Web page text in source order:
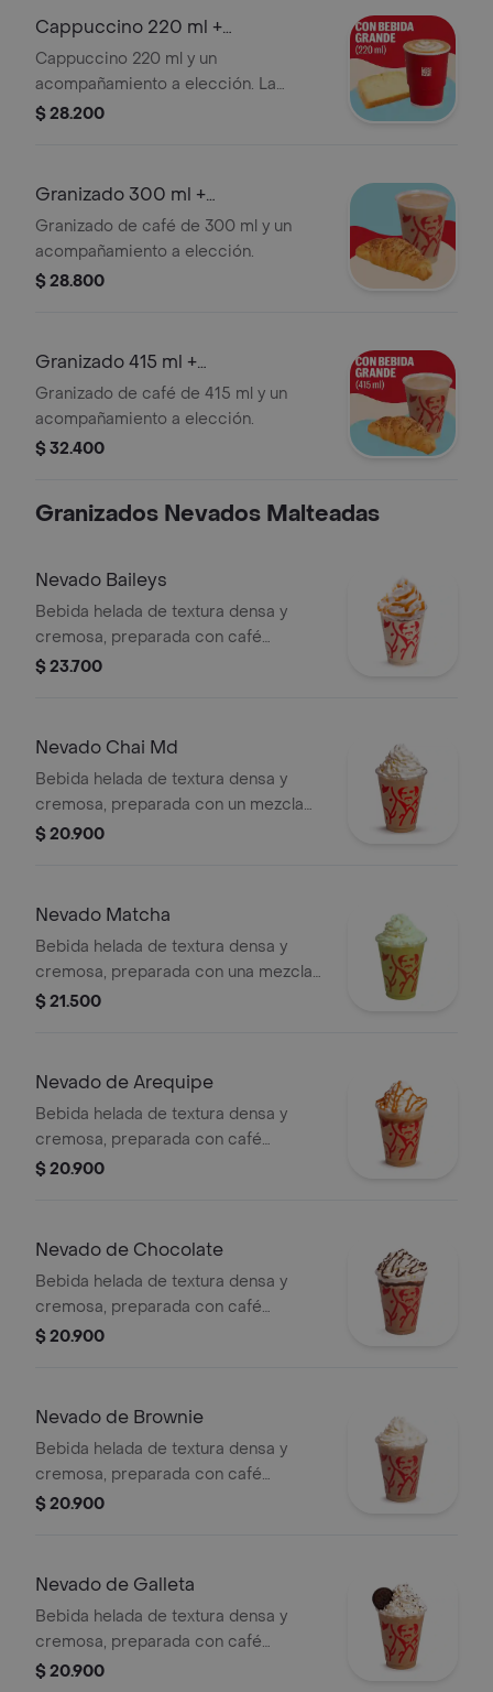
durante el transporte para pedidos a
domicilio.
Cappuccino 220 ml +
Acompañamiento
Cappuccino 220 ml y un
acompañamiento a elección. La
presentación del Cappuccino puede
durante el transporte para pedidos a
$ 28.200
Granizado 300 ml +
Acompañamiento
Granizado de café de 300 ml y un
acompañamiento a elección.
$ 28.800
Granizado 415 ml +
Acompañamiento
Granizado de café de 415 ml y un
acompañamiento a elección.
$ 32.400
Granizados Nevados Malteadas
Nevado Baileys
Bebida helada de textura densa y
cremosa, preparada con café
espresso, crema de whisky, arequipe,
contiene licor.
$ 23.700
Nevado Chai Md
Bebida helada de textura densa y
cremosa, preparada con un mezcla
láctea con té chai, especias, leche y
$ 20.900
Nevado Matcha
Bebida helada de textura densa y
cremosa, preparada con una mezcla
láctea de té matcha y hielo, decorada
$ 21.500
Nevado de Arequipe
Bebida helada de textura densa y
cremosa, preparada con café
espresso, arequipe, mezcla láctea,
$ 20.900
Nevado de Chocolate
Bebida helada de textura densa y
cremosa, preparada con café
espresso, chocolate, mezcla láctea,
$ 20.900
Nevado de Brownie
Bebida helada de textura densa y
cremosa, preparada con café
espresso, brownie triturado, mezcla
$ 20.900
Nevado de Galleta
Bebida helada de textura densa y
cremosa, preparada con café
espresso, galleta oreo, mezcla láctea,
$ 20.900